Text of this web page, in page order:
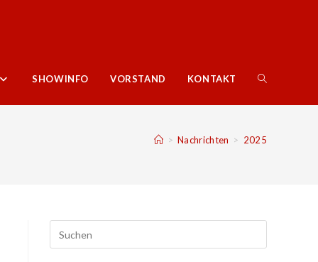
SHOWINFO VORSTAND KONTAKT WEBSITE-
> Nachrichten > 2025